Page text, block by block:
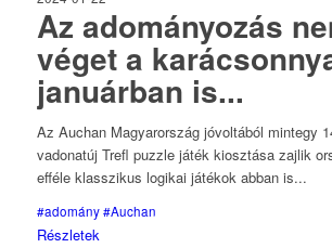
Az adományozás
véget a
januárban is...
Az Auchan Magyarország jóvoltából mintegy
vadonatúj Trefl puzzle játék kiosztása zajlik
efféle klasszikus logikai játékok abban is...
#adomány #Auchan
Részletek